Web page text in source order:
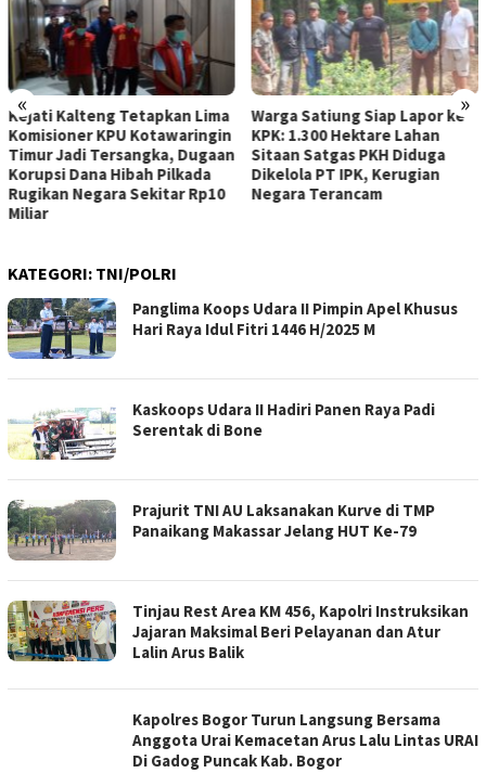
« »
Warga Satiung Siap Lapor ke
KPK: 1.300 Hektare Lahan
Sitaan Satgas PKH Diduga
Dikelola PT IPK, Kerugian
Negara Terancam
BAZNAS Kabupaten Bogor
Salurkan Bantuan Kaki Palsu
untuk Penyandang
Disabilitas, Wujud Nyata
Kepedulian Lewat Program
KATEGORI: TNI/POLRI
Panglima Koops Udara II Pimpin Apel Khusus
Hari Raya Idul Fitri 1446 H/2025 M
Kaskoops Udara II Hadiri Panen Raya Padi
Serentak di Bone
Prajurit TNI AU Laksanakan Kurve di TMP
Panaikang Makassar Jelang HUT Ke-79
Tinjau Rest Area KM 456, Kapolri Instruksikan
Jajaran Maksimal Beri Pelayanan dan Atur
Lalin Arus Balik
Kapolres Bogor Turun Langsung Bersama
Anggota Urai Kemacetan Arus Lalu Lintas URAI
Di Gadog Puncak Kab. Bogor